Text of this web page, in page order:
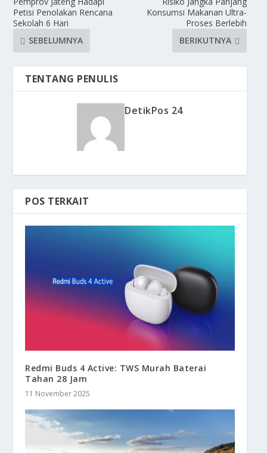
Petisi Penolakan Rencana
Sekolah 6 Hari
SEBELUMNYA
Konsumsi Makanan Ultra-
Proses Berlebih
BERIKUTNYA
TENTANG PENULIS
DetikPos 24
POS TERKAIT
Redmi Buds 4 Active: TWS Murah Baterai
Tahan 28 Jam
11 November 2025